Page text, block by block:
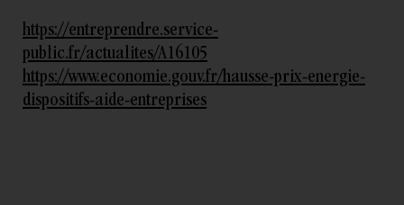
https://entreprendre.service-
public.fr/actualites/A16105
https://www.economie.gouv.fr/hausse-prix-energie-
dispositifs-aide-entreprises